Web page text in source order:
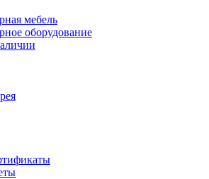
мебель
оборудование